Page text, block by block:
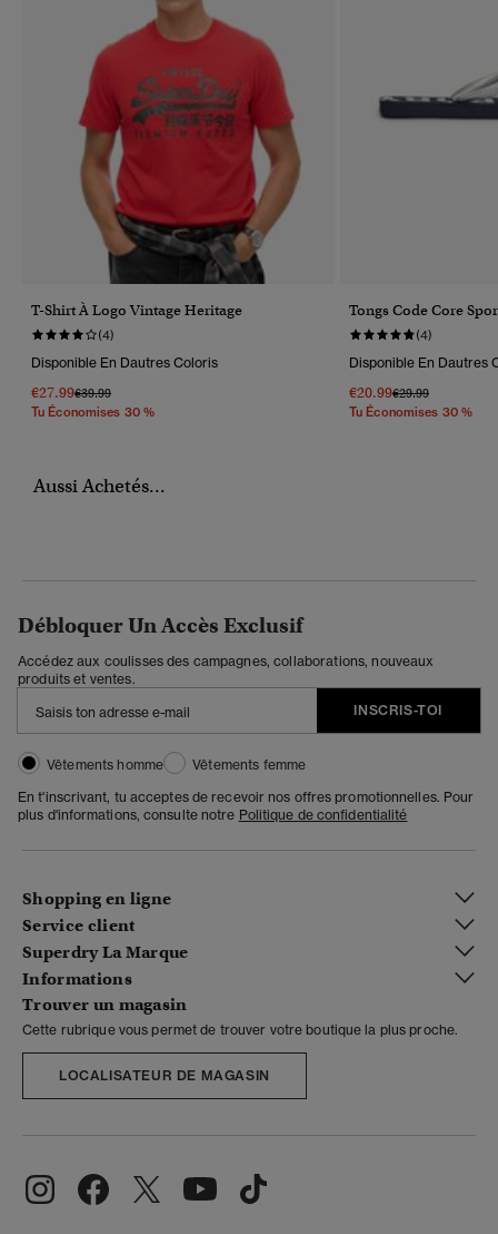
T-Shirt À Logo Vintage Heritage
(4)
Disponible En Dautres Coloris
€27.99Prix Réduit De
€39.99À
Tu Économises 30 %
Tongs Code Core
(4)
Disponible En Dautres
€20.99Prix Réduit De
€29.99À
Tu Économises 30 %
Aussi Achetés...
Débloquer Un Accès Exclusif
Accédez aux coulisses des campagnes, collaborations, nouveaux
produits et ventes.
INSCRIS-TOI
Vêtements homme
Vêtements femme
En t'inscrivant, tu acceptes de recevoir nos offres promotionnelles. Pour
plus d'informations, consulte notre Politique de confidentialité
Shopping en ligne
Service client
Superdry La Marque
Informations
Trouver un magasin
Cette rubrique vous permet de trouver votre boutique la plus proche.
LOCALISATEUR DE MAGASIN